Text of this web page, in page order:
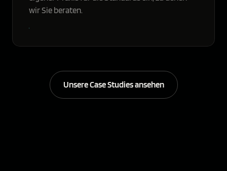
wir Sie beraten.
Unsere Case Studies ansehen